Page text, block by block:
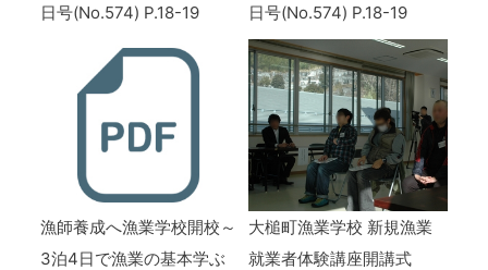
日号(No.574) P.18-19
日号(No.574) P.18-19
漁師養成へ漁業学校開校～
3泊4日で漁業の基本学ぶ
大槌町漁業学校 新規漁業
就業者体験講座開講式